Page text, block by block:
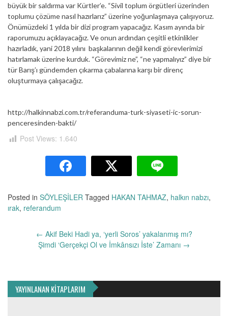
büyük bir saldırma var Kürtler’e. “Sivil toplum örgütleri üzerinden
toplumu çözüme nasıl hazırlarız” üzerine yoğunlaşmaya çalışıyoruz.
Önümüzdeki 1 yılda bir dizi program yapacağız. Kasım ayında bir
raporumuzu açıklayacağız. Ve onun ardından çeşitli etkinlikler
hazırladık, yani 2018 yılını başkalarının değil kendi görevlerimizi
hatırlamak üzerine kurduk. “Görevimiz ne”, “ne yapmalıyız” diye bir
tür Barış’ı gündemden çıkarma çabalarına karşı bir direnç
oluşturmaya çalışacağız.
http://halkinnabzi.com.tr/referanduma-turk-siyaseti-ic-sorun-
penceresinden-bakti/
Post Views: 1.640
Posted in SÖYLEŞİLER Tagged HAKAN TAHMAZ, halkın nabzı,
ırak, referandum
← Akif Beki Hadi ya, ‘yerli Soros’ yakalanmış mı?
Şimdi ‘Gerçekçi Ol ve İmkânsızı İste’ Zamanı →
YAYINLANAN KİTAPLARIM